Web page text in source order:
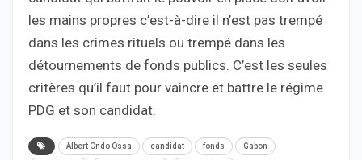
les mains propres c’est-à-dire il n’est pas trempé
dans les crimes rituels ou trempé dans les
détournements de fonds publics. C’est les seules
critères qu’il faut pour vaincre et battre le régime
PDG et son candidat.
Albert Ondo Ossa candidat fonds Gabon